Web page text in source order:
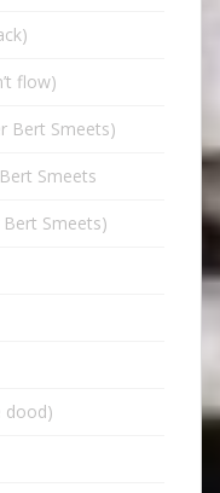
flow)
Bert Smeets)
Smeets
Smeets)
dood)